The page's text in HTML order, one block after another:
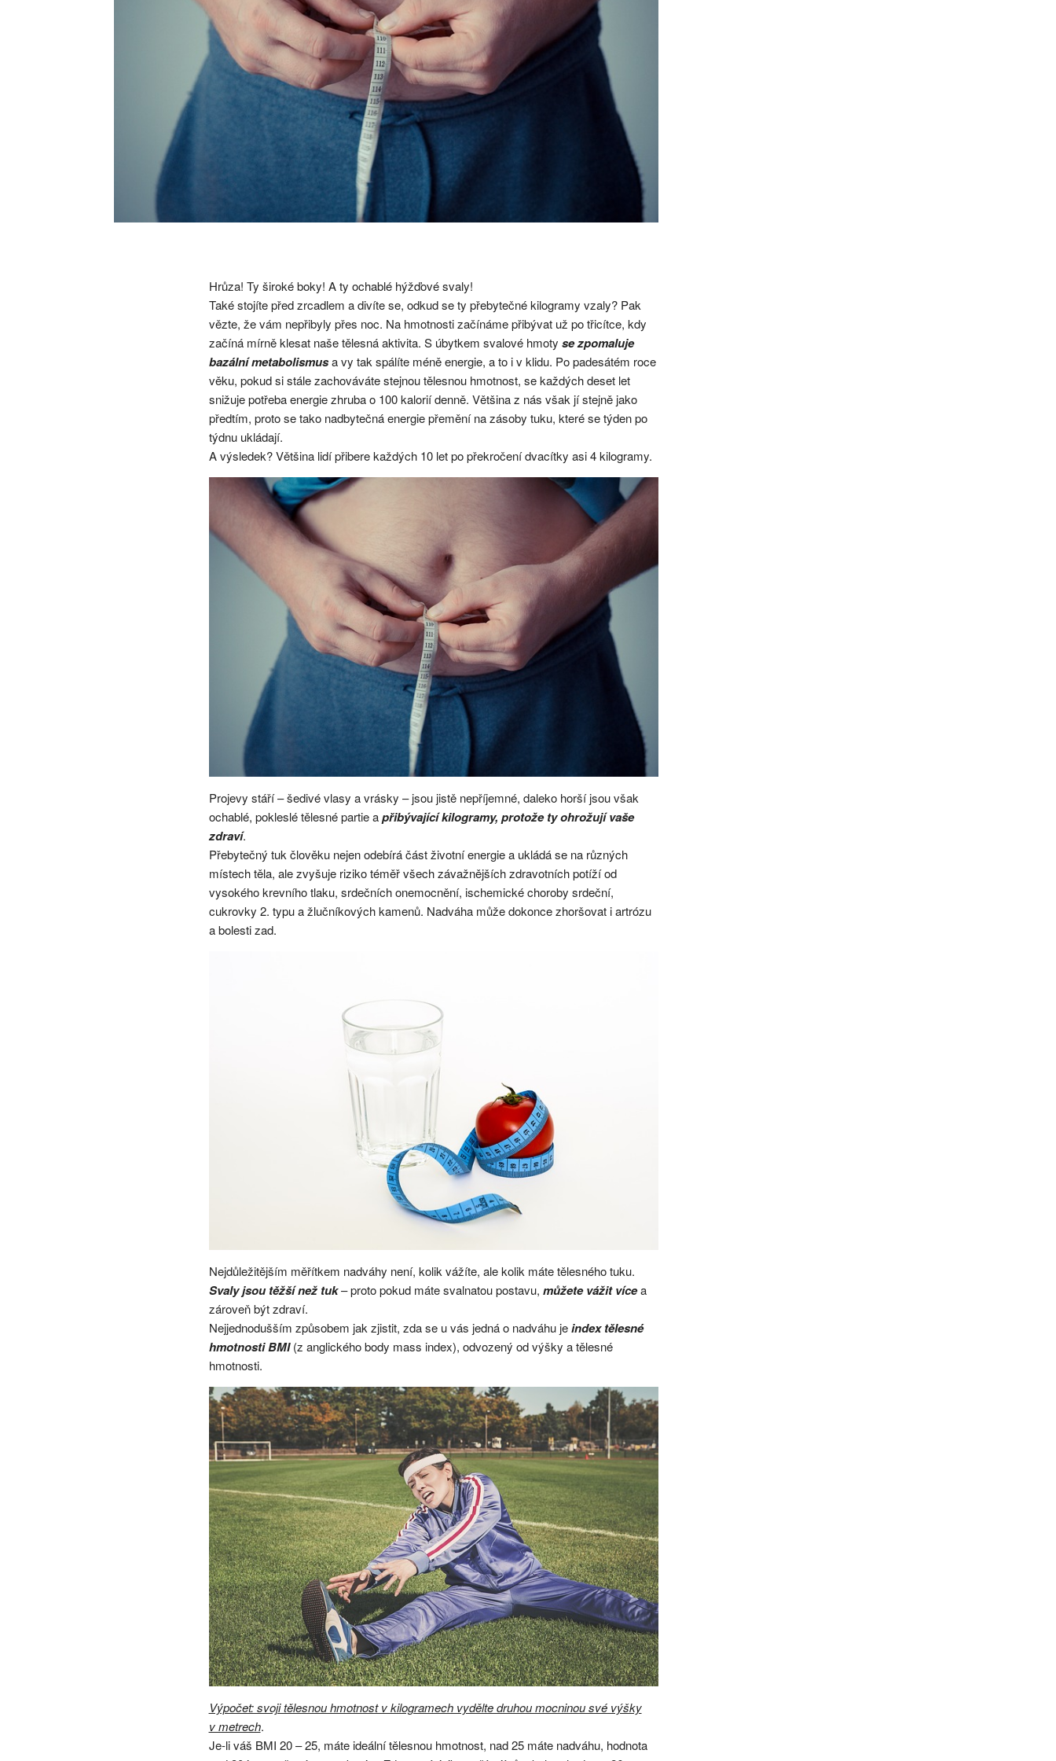
Hrůza! Ty široké boky! A ty ochablé hýžďové svaly!
Také stojíte před zrcadlem a divíte se, odkud se ty přebytečné kilogramy vzaly? Pak
vězte, že vám nepřibyly přes noc. Na hmotnosti začínáme přibývat už po třicítce, kdy
začíná mírně klesat naše tělesná aktivita. S úbytkem svalové hmoty se zpomaluje
bazální metabolismusa vy tak spálíte méně energie, a to i v klidu. Po padesátém roce
věku, pokud si stále zachováváte stejnou tělesnou hmotnost, se každých deset let
snižuje potřeba energie zhruba o 100 kalorií denně. Většina z nás však jí stejně jako
předtím, proto se tako nadbytečná energie přemění na zásoby tuku, které se týden po
týdnu ukládají.
A výsledek? Většina lidí přibere každých 10 let po překročení dvacítky asi 4 kilogramy.
Projevy stáří – šedivé vlasy a vrásky – jsou jistě nepříjemné, daleko horší jsou však
ochablé, pokleslé tělesné partie apřibývající kilogramy, protože ty ohrožují vaše
zdraví.
Přebytečný tuk člověku nejen odebírá část životní energie a ukládá se na různých
místech těla, ale zvyšuje riziko téměř všech závažnějších zdravotních potíží od
vysokého krevního tlaku, srdečních onemocnění, ischemické choroby srdeční,
cukrovky 2. typu a žlučníkových kamenů. Nadváha může dokonce zhoršovat i artrózu
a bolesti zad.
Nejdůležitějším měřítkem nadváhy není, kolik vážíte, ale kolik máte tělesného tuku.
Svaly jsou těžší než tuk– proto pokud máte svalnatou postavu, můžete vážit vícea
zároveň být zdraví.
Nejjednodušším způsobem jak zjistit, zda se u vás jedná o nadváhu jeindex tělesné
hmotnosti BMI(z anglického body mass index), odvozený od výšky a tělesné
hmotnosti.
Výpočet: svoji tělesnou hmotnost v kilogramech vydělte druhou mocninou své výšky
v metrech.
Je-li váš BMI 20 – 25, máte ideální tělesnou hmotnost, nad 25 máte nadváhu, hodnota